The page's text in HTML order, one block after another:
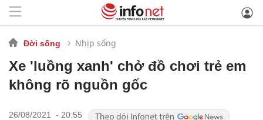
Đời sống Nhịp sống
Xe 'luồng xanh' chở đồ chơi trẻ em
không rõ nguồn gốc
26/08/2021 - 20:55